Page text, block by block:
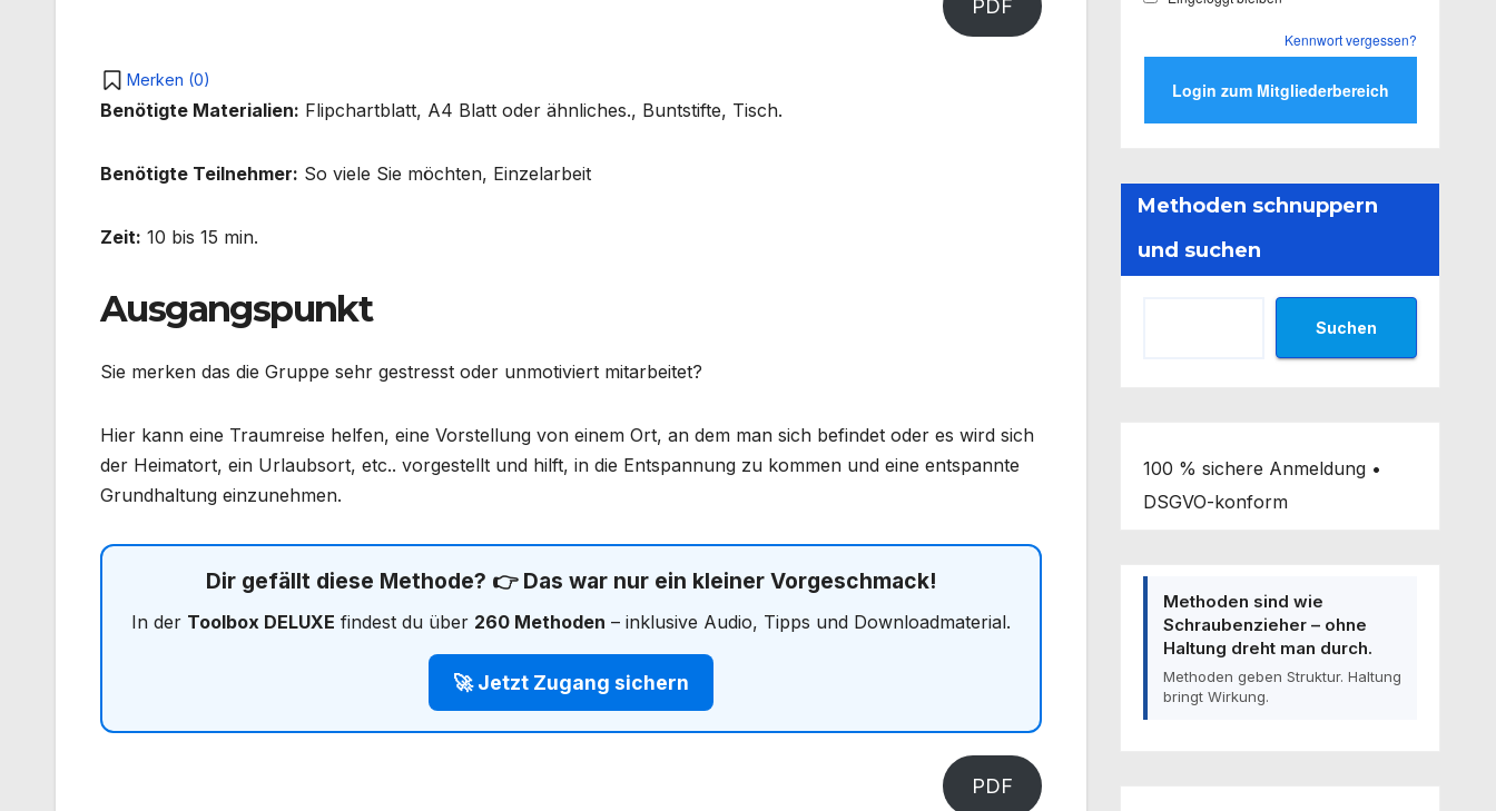
PDF
Merken (0)
Benötigte Materialien: Flipchartblatt, A4 Blatt oder ähnliches., Buntstifte, Tisch.
Benötigte Teilnehmer: So viele Sie möchten, Einzelarbeit
Zeit: 10 bis 15 min.
Ausgangspunkt
Sie merken das die Gruppe sehr gestresst oder unmotiviert mitarbeitet?
Hier kann eine Traumreise helfen, eine Vorstellung von einem Ort, an dem man sich befindet oder es wird sich
der Heimatort, ein Urlaubsort, etc.. vorgestellt und hilft, in die Entspannung zu kommen und eine entspannte
Grundhaltung einzunehmen.
Dir gefällt diese Methode? 👉 Das war nur ein kleiner Vorgeschmack!
In der Toolbox DELUXE findest du über 260 Methoden – inklusive Audio, Tipps und Downloadmaterial.
🚀 Jetzt Zugang sichern
PDF
Kennwort vergessen?
Methoden schnuppern
und suchen
Suchen
100 % sichere Anmeldung •
DSGVO-konform
Methoden sind wie
Schraubenzieher – ohne
Haltung dreht man durch.
Methoden geben Struktur. Haltung
bringt Wirkung.